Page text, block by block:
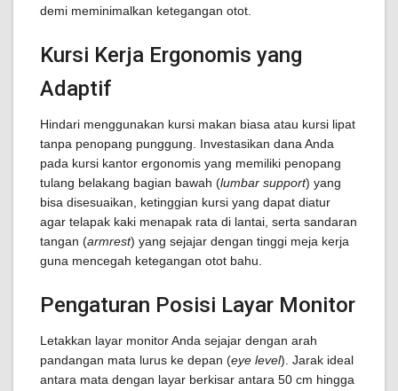
demi meminimalkan ketegangan otot.
Kursi Kerja Ergonomis yang
Adaptif
Hindari menggunakan kursi makan biasa atau kursi lipat
tanpa penopang punggung. Investasikan dana Anda
pada kursi kantor ergonomis yang memiliki penopang
tulang belakang bagian bawah (lumbar support) yang
bisa disesuaikan, ketinggian kursi yang dapat diatur
agar telapak kaki menapak rata di lantai, serta sandaran
tangan (armrest) yang sejajar dengan tinggi meja kerja
guna mencegah ketegangan otot bahu.
Pengaturan Posisi Layar Monitor
Letakkan layar monitor Anda sejajar dengan arah
pandangan mata lurus ke depan (eye level). Jarak ideal
antara mata dengan layar berkisar antara 50 cm hingga